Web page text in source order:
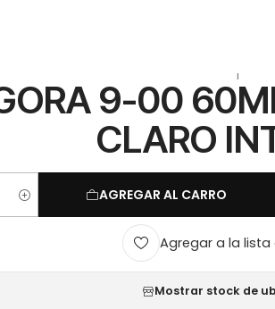
|
9-00
CLARO
AGREGAR AL CARRO
Agregar a la
Mostrar stock de